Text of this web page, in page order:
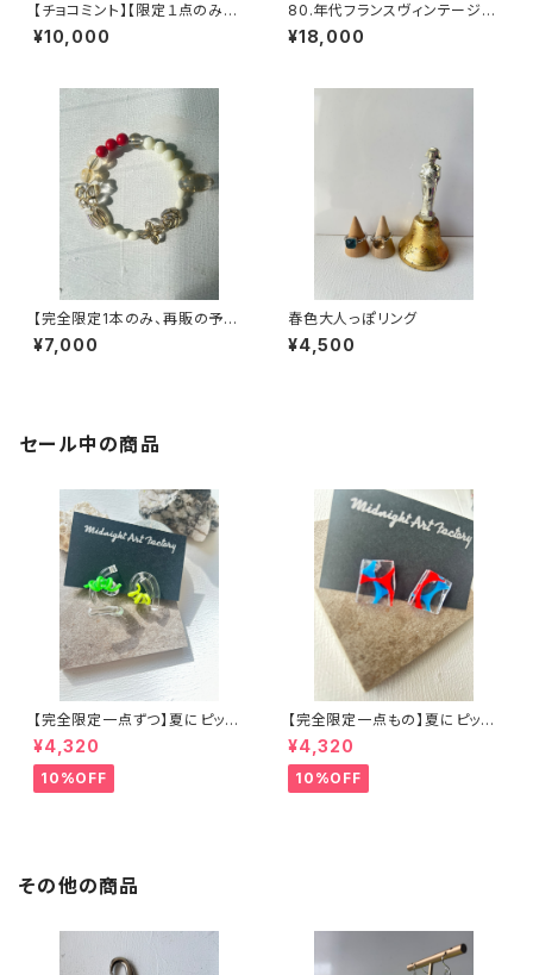
【チョコミント】【限定１点のみ、
再販の予定はありません】ヴィン
テージパーツで作った丸型3wa
¥10,000
80.年代フランスヴィンテージ
ループタイハートネックレス
¥18,000
【完全限定1本のみ、再販の予定
はありません】ヴィンテージパー
ツで作ったブレスレット
¥7,000
春色大人っぽリング
¥4,500
セール中の商品
【完全限定一点ずつ】夏にピッタ
リウネウネアシンメトリーピアス
¥4,320
10%OFF
【完全限定一点もの】夏にピッタ
リアクリルアートピアス
¥4,320
10%OFF
その他の商品